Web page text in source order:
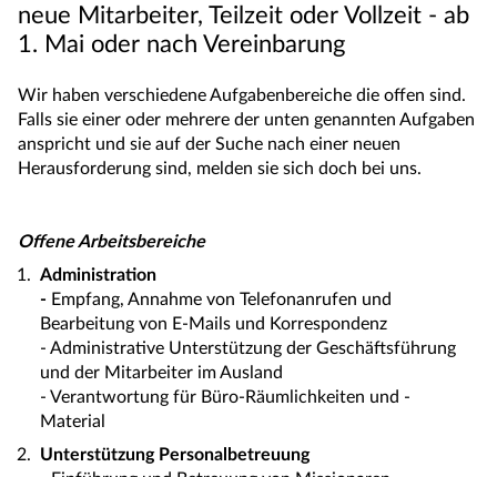
neue Mitarbeiter, Teilzeit oder Vollzeit - ab
1. Mai oder nach Vereinbarung
Wir haben verschiedene Aufgabenbereiche die offen sind.
Falls sie einer oder mehrere der unten genannten Aufgaben
anspricht und sie auf der Suche nach einer neuen
Herausforderung sind, melden sie sich doch bei uns.
Offene Arbeitsbereiche
Administration
- Empfang, Annahme von Telefonanrufen und
Bearbeitung von E-Mails und Korrespondenz
- Administrative Unterstützung der Geschäftsführung
und der Mitarbeiter im Ausland
- Verantwortung für Büro-Räumlichkeiten und -
Material
Unterstützung Personalbetreuung